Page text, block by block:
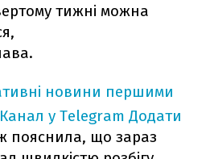
тижні можна
новини першими
у Telegram Додати
пояснила, що зараз